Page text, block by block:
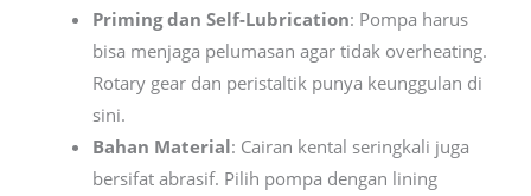
Priming dan Self-Lubrication: Pompa harus
bisa menjaga pelumasan agar tidak overheating.
Rotary gear dan peristaltik punya keunggulan di
sini.
Bahan Material: Cairan kental seringkali juga
bersifat abrasif. Pilih pompa dengan lining